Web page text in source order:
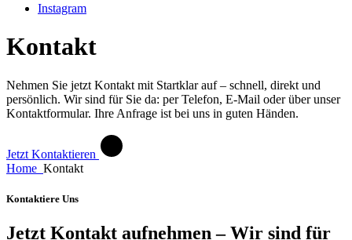
Instagram
Kontakt
Nehmen Sie jetzt Kontakt mit Startklar auf – schnell, direkt und
persönlich. Wir sind für Sie da: per Telefon, E-Mail oder über unser
Kontaktformular. Ihre Anfrage ist bei uns in guten Händen.
Jetzt Kontaktieren
Home Kontakt
Kontaktiere Uns
Jetzt Kontakt aufnehmen – Wir sind für